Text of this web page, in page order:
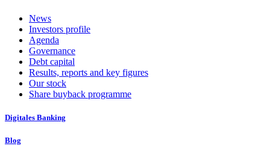
News
Investors profile
Agenda
Governance
Debt capital
Results, reports and key figures
Our stock
Share buyback programme
Digitales Banking
Blog